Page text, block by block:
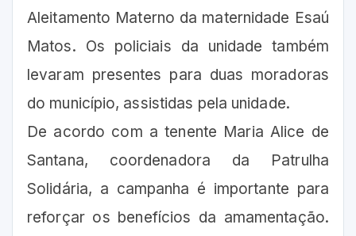
Aleitamento Materno da maternidade Esaú
Matos. Os policiais da unidade também
levaram presentes para duas moradoras
do município, assistidas pela unidade.
De acordo com a tenente Maria Alice de
Santana, coordenadora da Patrulha
Solidária, a campanha é importante para
reforçar os benefícios da amamentação.